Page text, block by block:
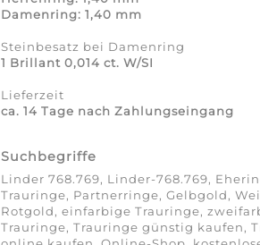
Damenring: 1,40 mm
Steinbesatz bei Damenring
1 Brillant 0,014 ct. W/SI
Lieferzeit
ca. 14 Tage nach Zahlungseingang
Suchbegriffe
Linder 768.769, Linder-768.769,
Trauringe, Partnerringe, Gelbgold,
Rotgold, einfarbige Trauringe,
Trauringe, Trauringe günstig kaufen,